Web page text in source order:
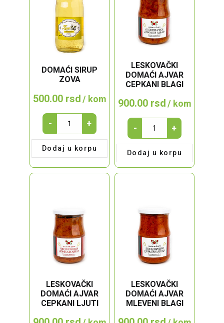
DOMAĆI SIRUP
ZOVA
500.00 rsd/ kom
DOMAĆI
SIRUP
ZOVA
quantity
- +
Dodaj u korpu
LESKOVAČKI
DOMAĆI AJVAR
CEPKANI BLAGI
900.00 rsd/ kom
LESKOVAČKI
DOMAĆI
AJVAR
CEPKANI
BLAGI
- +
Dodaj u korpu
LESKOVAČKI
DOMAĆI AJVAR
CEPKANI LJUTI
LESKOVAČKI
DOMAĆI AJVAR
MLEVENI BLAGI